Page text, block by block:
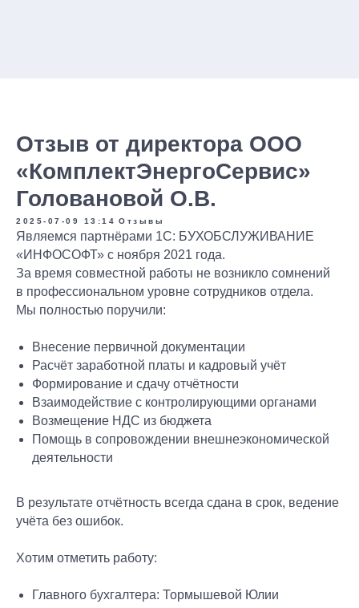
Отзыв от директора ООО
«КомплектЭнергоСервис»
Головановой О.В.
2025-07-09 13:14 Отзывы
Являемся партнёрами 1С: БУХОБСЛУЖИВАНИЕ
«ИНФОСОФТ» с ноября 2021 года.
За время совместной работы не возникло сомнений
в профессиональном уровне сотрудников отдела.
Мы полностью поручили:
Внесение первичной документации
Расчёт заработной платы и кадровый учёт
Формирование и сдачу отчётности
Взаимодействие с контролирующими органами
Возмещение НДС из бюджета
Помощь в сопровождении внешнеэкономической
деятельности
В результате отчётность всегда сдана в срок, ведение
учёта без ошибок.
Хотим отметить работу:
Главного бухгалтера: Тормышевой Юлии
Оставить заявку
стии с условиями
персональных
данных
+7
Оставьте заявку
специалисты
проконсультируютвас по
всем вопросам!
Оставить заявку
Я соглашаюсь с
использования
+7
Узнайтеобъективную
оценку состояния учета
в вашей компании
от экспертов!
Оставить заявку
Я соглашаюсь с
использования
+7
Обсудите с экспертом
бухгалтерию и риски до проверки
налоговой — бесплатно и без
обязательств